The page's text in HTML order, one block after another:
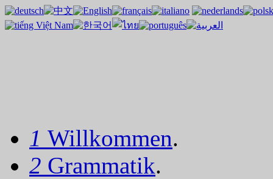
1 Willkommen.
2 Grammatik.